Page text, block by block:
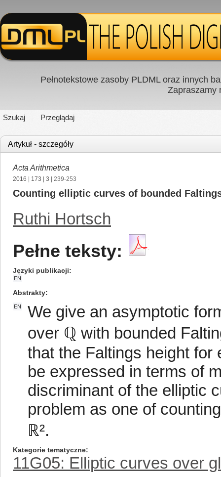
Pełnotekstowe zasoby PLDML oraz innych
Zapraszamy
Szukaj Przeglądaj
Artykuł - szczegóły
Acta Arithmetica
2016 173 3 | 239-253
Counting elliptic curves of bounded
Ruthi Hortsch
Pełne teksty:
Języki publikacji
EN
Abstrakty
EN
We give an asymptotic
over ℚ with bounded
that the Faltings height
be expressed in terms of
discriminant of the elliptic
problem as one of
ℝ².
Kategorie tematyczne
11G05: Elliptic curves over